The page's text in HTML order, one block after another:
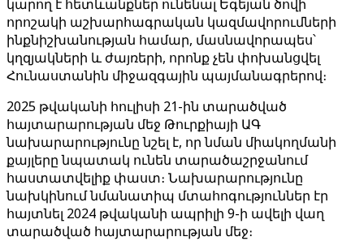
կարող է հետևանքներ ունենալ Եգեյան ծովի
որոշակի աշխարհագրական կազմավորումների
ինքնիշխանության համար, մասնավորապես՝
կղզյակների և ժայռերի, որոնք չեն փոխանցվել
Հունաստանին միջազգային պայմանագրերով։
2025 թվականի հուլիսի 21-ին տարածված
հայտարարության մեջ Թուրքիայի ԱԳ
նախարարությունը նշել է, որ նման միակողմանի
քայլերը նպատակ ունեն տարածաշրջանում
հաստատվելիք փաստ։ Նախարարությունը
նախկինում նմանատիպ մտահոգություններ էր
հայտնել 2024 թվականի ապրիլի 9-ի ավելի վաղ
տարածված հայտարարության մեջ։